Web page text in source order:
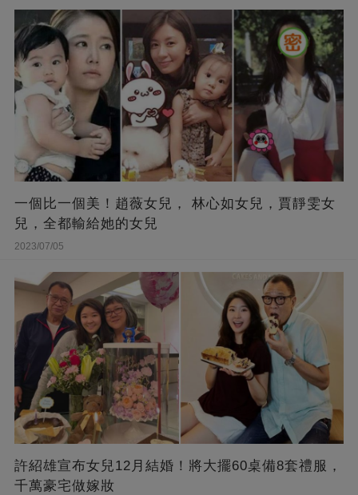
一個比一個美！趙薇女兒， 林心如女兒，賈靜雯女
兒，全都輸給她的女兒
2023/07/05
許紹雄宣布女兒12月結婚！將大擺60桌備8套禮服，
千萬豪宅做嫁妝